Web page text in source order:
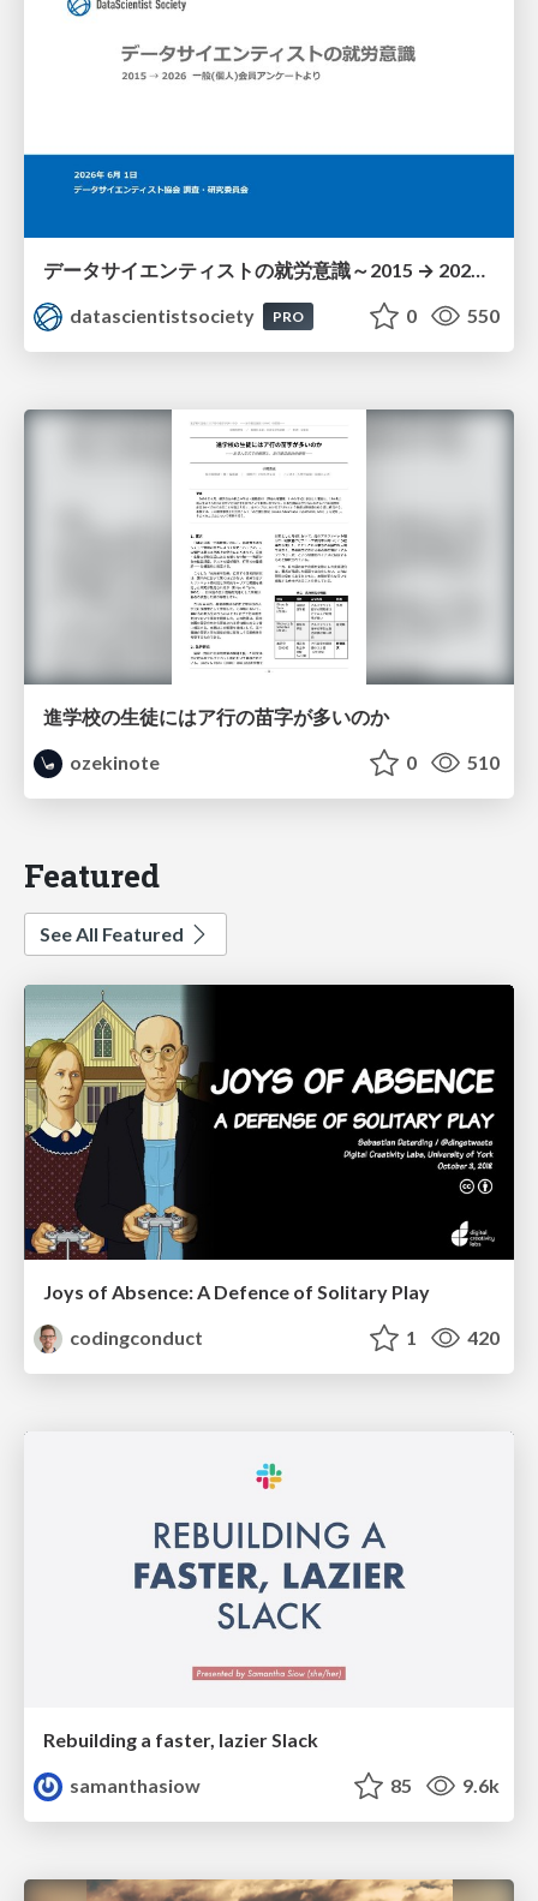
datascientistsociety
PRO 0 550
進学校の生徒にはア行の苗字が多いのか
ozekinote
0 510
Featured
See All Featured
Joys of Absence: A Defence of Solitary Play
codingconduct
1 420
Rebuilding a faster, lazier Slack
samanthasiow
85 9.6k